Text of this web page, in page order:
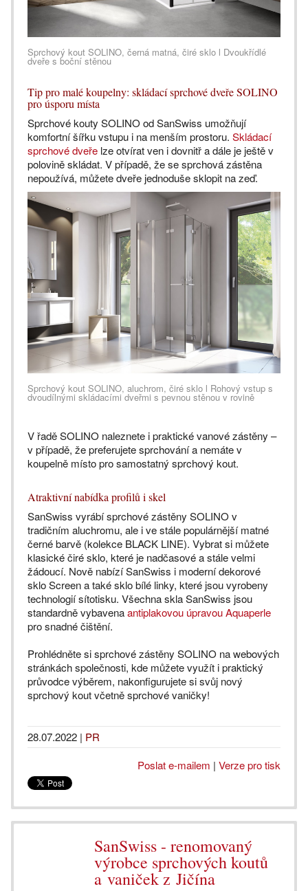
Sprchový kout SOLINO, černá matná, čiré sklo l Dvoukřídlé
dveře s boční stěnou
Tip pro malé koupelny: skládací sprchové dveře SOLINO
pro úsporu místa
Sprchové kouty SOLINO od SanSwiss umožňují
komfortní šířku vstupu i na menším prostoru. Skládací
sprchové dveře lze otvírat ven i dovnitř a dále je ještě v
polovině skládat. V případě, že se sprchová zástěna
nepoužívá, můžete dveře jednoduše sklopit na zeď.
Sprchový kout SOLINO, aluchrom, čiré sklo l Rohový vstup s
dvoudílnými skládacími dveřmi s pevnou stěnou v rovině
V řadě SOLINO naleznete i praktické vanové zástěny –
v případě, že preferujete sprchování a nemáte v
koupelně místo pro samostatný sprchový kout.
Atraktivní nabídka profilů i skel
SanSwiss vyrábí sprchové zástěny SOLINO v
tradičním aluchromu, ale i ve stále populárnější matné
černé barvě (kolekce BLACK LINE). Vybrat si můžete
klasické čiré sklo, které je nadčasové a stále velmi
žádoucí. Nově nabízí SanSwiss i moderní dekorové
sklo Screen a také sklo bílé linky, které jsou vyrobeny
technologií sítotisku. Všechna skla SanSwiss jsou
standardně vybavenaantiplakovou úpravou Aquaperle
pro snadné čištění.
Prohlédněte si sprchové zástěny SOLINO na webových
stránkách společnosti, kde můžete využít i praktický
průvodce výběrem, nakonfigurujete si svůj nový
sprchový kout včetně sprchové vaničky!
28.07.2022 | PR
Poslat e-mailem | Verze pro tisk
SanSwiss - renomovaný
výrobce sprchových koutů
a vaniček z Jičína